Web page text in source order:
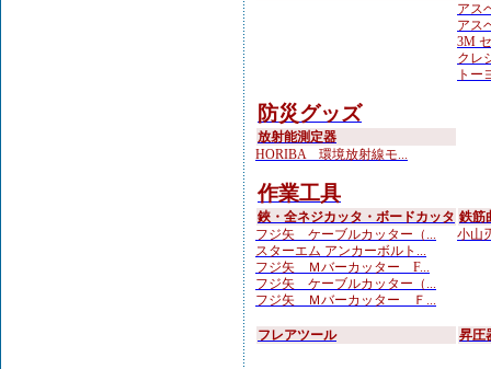
アス
アス
3M
クレ
トー
防災グッズ
放射能測定器
HORIBA 環境放射線モ...
作業工具
鋏・全ネジカッタ・ボードカッタ
フジ矢 ケーブルカッター（...
スターエム アンカーボルト...
フジ矢 Ｍバーカッター F...
フジ矢 ケーブルカッター（...
フジ矢 Ｍバーカッター Ｆ...
鉄筋
小山
フレアツール 昇圧